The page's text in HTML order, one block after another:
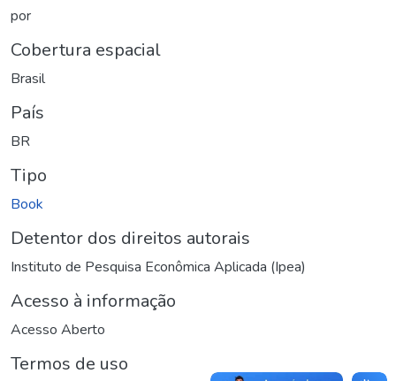
por
Cobertura espacial
Brasil
País
BR
Tipo
Book
Detentor dos direitos autorais
Instituto de Pesquisa Econômica Aplicada (Ipea)
Acesso à informação
Acesso Aberto
Termos de uso